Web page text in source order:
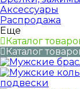
Аксессуары
Распродажа
Еще
Каталог
Каталог
подвески